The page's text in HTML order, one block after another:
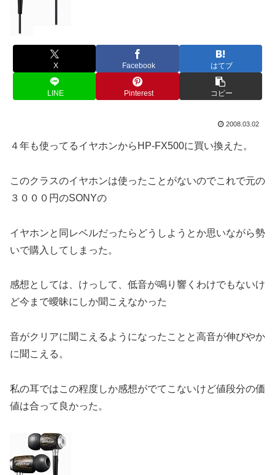
X Facebook はてブ
LINE Pinterest コピー
2008.03.02
４年も使ってるイヤホンからHP-FX500に買い換えた。
このクラスのイヤホンは使ったことがないのでこれで元の
３０００円のSONYの
イヤホンと同レベルだったらどうしようとか思いながら勢
いで購入してしまった。
感想としては、けっして、低音が鳴り響くわけでもないけ
ど今まで曖昧にしか聞こえなかった
音がクリアに聞こえるようになったことと高音が伸びやか
に聞こえる。
私の耳ではこの程度しか感想がでてこないけど値段分の価
値は合って良かった。